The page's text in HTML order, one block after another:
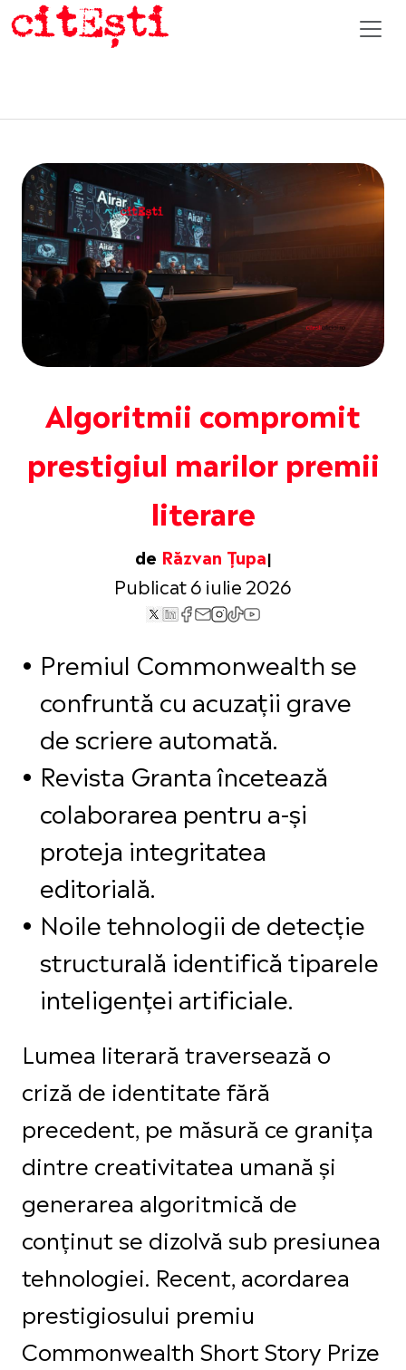
Algoritmii compromit
prestigiul marilor premii
literare
de Răzvan Țupa
Publicat 6 iulie 2026
Premiul Commonwealth se
confruntă cu acuzații grave
de scriere automată.
Revista Granta încetează
colaborarea pentru a-și
proteja integritatea
editorială.
Noile tehnologii de detecție
structurală identifică tiparele
inteligenței artificiale.
Lumea literară traversează o
criză de identitate fără
precedent, pe măsură ce granița
dintre creativitatea umană și
generarea algoritmică de
conținut se dizolvă sub presiunea
tehnologiei. Recent, acordarea
prestigiosului premiu
Commonwealth Short Story Prize